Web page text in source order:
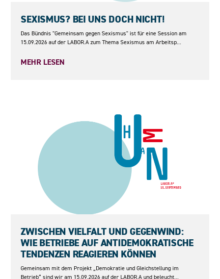
SEXISMUS? BEI UNS DOCH NICHT!
Das Bündnis "Gemeinsam gegen Sexismus" ist für eine Session am
15.09.2026 auf der LABOR.A zum Thema Sexismus am Arbeitsp...
MEHR LESEN
ZWISCHEN VIELFALT UND GEGENWIND:
WIE BETRIEBE AUF ANTIDEMOKRATISCHE
TENDENZEN REAGIEREN KÖNNEN
Gemeinsam mit dem Projekt „Demokratie und Gleichstellung im
Betrieb“ sind wir am 15.09.2026 auf der LABOR.A und beleucht...